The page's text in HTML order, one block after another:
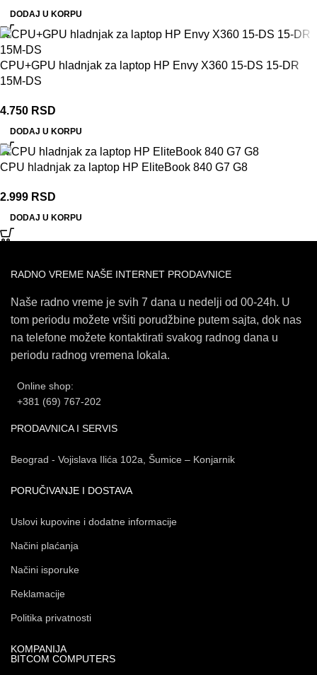
DODAJ U KORPU
CPU+GPU hladnjak za laptop HP Envy X360 15-DS 15-DR
15M-DS
4.750 RSD
DODAJ U KORPU
CPU hladnjak za laptop HP EliteBook 840 G7 G8
2.999 RSD
DODAJ U KORPU
RADNO VREME NAŠE INTERNET PRODAVNICE
Naše radno vreme je svih 7 dana u nedelji od 00-24h. U
tom periodu možete vršiti porudžbine putem sajta, dok nas
na telefone možete kontaktirati svakog radnog dana u
periodu radnog vremena lokala.
Online shop:
+381 (69) 767-202
PRODAVNICA I SERVIS
Beograd - Vojislava Ilića 102a, Šumice – Konjarnik
PORUČIVANJE I DOSTAVA
Uslovi kupovine i dodatne informacije
Načini plaćanja
Načini isporuke
Reklamacije
Politika privatnosti
KOMPANIJA
BITCOM COMPUTERS